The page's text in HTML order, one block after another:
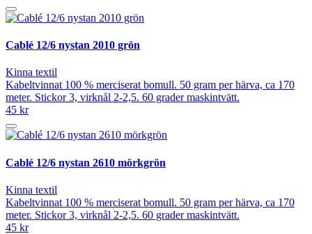
Cablé 12/6 nystan 2010 grön
Kinna textil
Kabeltvinnat 100 % merciserat bomull. 50 gram per härva, ca 170
meter. Stickor 3, virknål 2-2,5. 60 grader maskintvätt.
45 kr
Cablé 12/6 nystan 2610 mörkgrön
Kinna textil
Kabeltvinnat 100 % merciserat bomull. 50 gram per härva, ca 170
meter. Stickor 3, virknål 2-2,5. 60 grader maskintvätt.
45 kr